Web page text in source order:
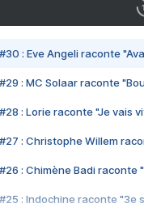
#30 : Eve Angeli raconte
#29 : MC Solaar raconte
#28 : Lorie raconte "Je vais
#27 : Christophe Willem
#26 : Chimène Badi raconte
#25 : Indochine raconte "3e